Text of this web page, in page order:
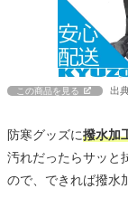
この商品を見る 出
防寒グッズに撥水加
汚れだったらサッと
ので、できれば撥水